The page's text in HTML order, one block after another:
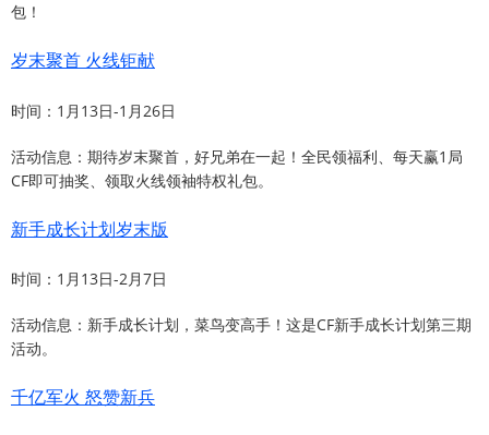
包！
岁末聚首 火线钜献
时间：1月13日-1月26日
活动信息：期待岁末聚首，好兄弟在一起！全民领福利、每天赢1局
CF即可抽奖、领取火线领袖特权礼包。
新手成长计划岁末版
时间：1月13日-2月7日
活动信息：新手成长计划，菜鸟变高手！这是CF新手成长计划第三期
活动。
千亿军火 怒赞新兵